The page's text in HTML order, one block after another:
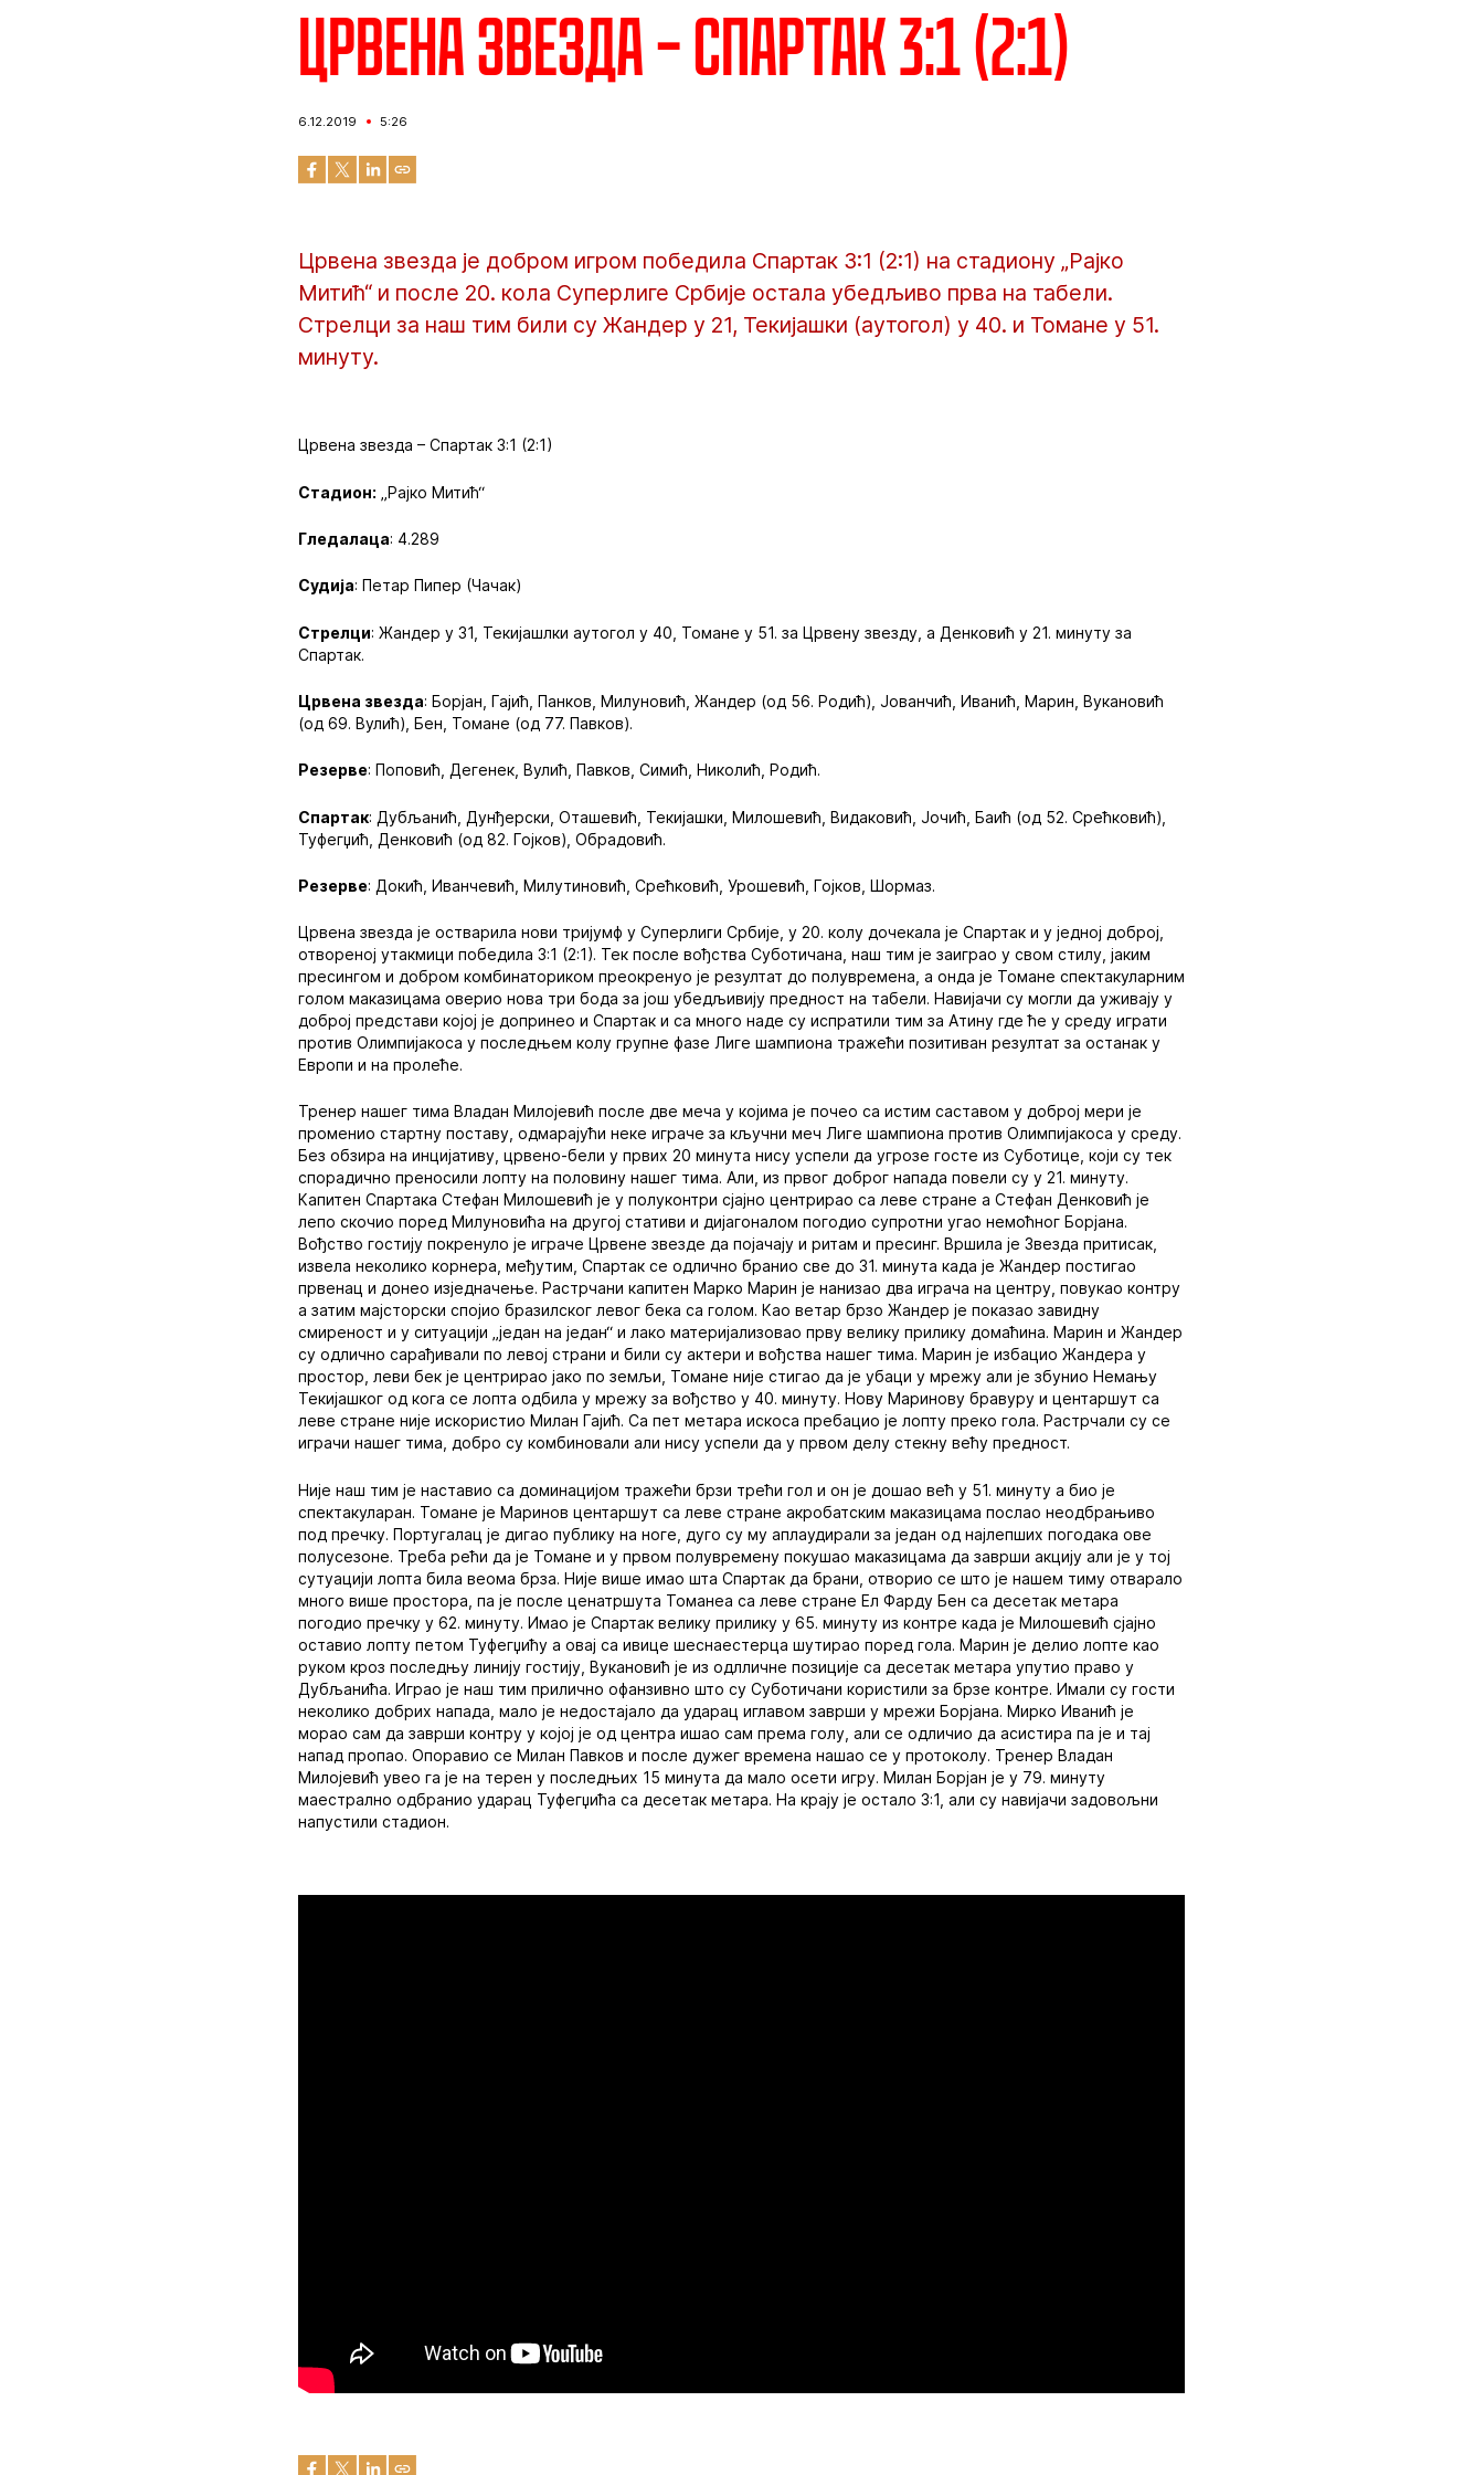
Црвена звезда – Спартак 3:1 (2:1)
6.12.2019 5:26
Црвена звезда је добром игром победила Спартак 3:1 (2:1) на стадиону „Рајко
Митић“ и после 20. кола Суперлиге Србије остала убедљиво прва на табели.
Стрелци за наш тим били су Жандер у 21, Текијашки (аутогол) у 40. и Томане у 51.
минуту.
Црвена звезда – Спартак 3:1 (2:1)
Стадион: „Рајко Митић“
Гледалаца: 4.289
Судија: Петар Пипер (Чачак)
Стрелци: Жандер у 31, Текијашлки аутогол у 40, Томане у 51. за Црвену звезду, а Денковић у 21. минуту за
Спартак.
Црвена звезда: Борјан, Гајић, Панков, Милуновић, Жандер (од 56. Родић), Јованчић, Иванић, Марин, Вукановић
(од 69. Вулић), Бен, Томане (од 77. Павков).
Резерве: Поповић, Дегенек, Вулић, Павков, Симић, Николић, Родић.
Спартак: Дубљанић, Дунђерски, Оташевић, Текијашки, Милошевић, Видаковић, Јочић, Баић (од 52. Срећковић),
Туфегџић, Денковић (од 82. Гојков), Обрадовић.
Резерве: Докић, Иванчевић, Милутиновић, Срећковић, Урошевић, Гојков, Шормаз.
Црвена звезда је остварила нови тријумф у Суперлиги Србије, у 20. колу дочекала је Спартак и у једној доброј,
отвореној утакмици победила 3:1 (2:1). Тек после вођства Суботичана, наш тим је заиграо у свом стилу, јаким
пресингом и добром комбинаториком преокренуо је резултат до полувремена, а онда је Томане спектакуларним
голом маказицама оверио нова три бода за још убедљивију предност на табели. Навијачи су могли да уживају у
доброј представи којој је допринео и Спартак и са много наде су испратили тим за Атину где ће у среду играти
против Олимпијакоса у последњем колу групне фазе Лиге шампиона тражећи позитиван резултат за останак у
Европи и на пролеће.
Тренер нашег тима Владан Милојевић после две меча у којима је почео са истим саставом у доброј мери је
променио стартну поставу, одмарајући неке играче за кључни меч Лиге шампиона против Олимпијакоса у среду.
Без обзира на инцијативу, црвено-бели у првих 20 минута нису успели да угрозе госте из Суботице, који су тек
спорадично преносили лопту на половину нашег тима. Али, из првог доброг напада повели су у 21. минуту.
Капитен Спартака Стефан Милошевић је у полуконтри сјајно центрирао са леве стране а Стефан Денковић је
лепо скочио поред Милуновића на другој стативи и дијагоналом погодио супротни угао немоћног Борјана.
Вођство гостију покренуло је играче Црвене звезде да појачају и ритам и пресинг. Вршила је Звезда притисак,
извела неколико корнера, међутим, Спартак се одлично бранио све до 31. минута када је Жандер постигао
првенац и донео изједначење. Растрчани капитен Марко Марин је нанизао два играча на центру, повукао контру
а затим мајсторски спојио бразилског левог бека са голом. Као ветар брзо Жандер је показао завидну
смиреност и у ситуацији „један на један“ и лако материјализовао прву велику прилику домаћина. Марин и Жандер
су одлично сарађивали по левој страни и били су актери и вођства нашег тима. Марин је избацио Жандера у
простор, леви бек је центрирао јако по земљи, Томане није стигао да је убаци у мрежу али је збунио Немању
Текијашког од кога се лопта одбила у мрежу за вођство у 40. минуту. Нову Маринову бравуру и центаршут са
леве стране није искористио Милан Гајић. Са пет метара искоса пребацио је лопту преко гола. Растрчали су се
играчи нашег тима, добро су комбиновали али нису успели да у првом делу стекну већу предност.
Није наш тим је наставио са доминацијом тражећи брзи трећи гол и он је дошао већ у 51. минуту а био је
спектакуларан. Томане је Маринов центаршут са леве стране акробатским маказицама послао неодбрањиво
под пречку. Португалац је дигао публику на ноге, дуго су му аплаудирали за један од најлепших погодака ове
полусезоне. Треба рећи да је Томане и у првом полувремену покушао маказицама да заврши акцију али је у тој
сутуацији лопта била веома брза. Није више имао шта Спартак да брани, отворио се што је нашем тиму отварало
много више простора, па је после ценатршута Томанеа са леве стране Ел Фарду Бен са десетак метара
погодио пречку у 62. минуту. Имао је Спартак велику прилику у 65. минуту из контре када је Милошевић сјајно
оставио лопту петом Туфегџићу а овај са ивице шеснаестерца шутирао поред гола. Марин је делио лопте као
руком кроз последњу линију гостију, Вукановић је из одлличне позиције са десетак метара упутио право у
Дубљанића. Играо је наш тим прилично офанзивно што су Суботичани користили за брзе контре. Имали су гости
неколико добрих напада, мало је недостајало да ударац иглавом заврши у мрежи Борјана. Мирко Иванић је
морао сам да заврши контру у којој је од центра ишао сам према голу, али се одличио да асистира па је и тај
напад пропао. Опоравио се Милан Павков и после дужег времена нашао се у протоколу. Тренер Владан
Милојевић увео га је на терен у последњих 15 минута да мало осети игру. Милан Борјан је у 79. минуту
маестрално одбранио ударац Туфегџића са десетак метара. На крају је остало 3:1, али су навијачи задовољни
напустили стадион.